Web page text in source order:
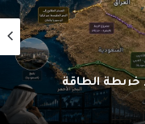
خريطةِ الطاقة